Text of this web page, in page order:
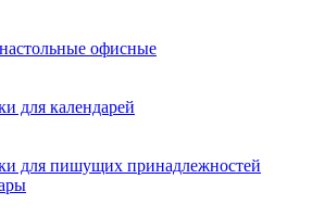
офисные
для календарей
для пишущих принадлежностей